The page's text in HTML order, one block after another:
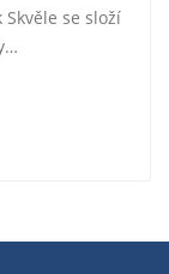
se složí